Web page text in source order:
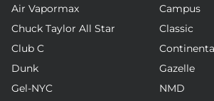
Air Vapormax
Campus
Chuck Taylor All Star
Classic
Club C
Dunk
Gazelle
Gel-NYC
NMD